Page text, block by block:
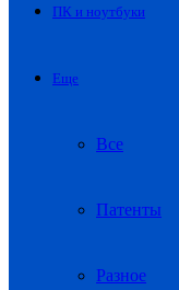
ПК и ноутбуки
Еще
Все
Патенты
Разное